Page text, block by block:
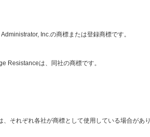
Inc.の商標または登録商標です。
Resistanceは、同社の商標です。
それぞれ各社が商標として使用している場合があり